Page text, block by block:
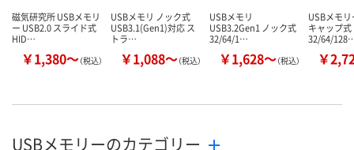
磁気研究所 USBメモリ
ー USB2.0 スライド式
HID…
￥1,380～（税込）
USBメモリ ノック式
USB3.1(Gen1)対応 ス
トラ…
￥1,088～（税込）
USBメモリ
USB3.2Gen1 ノック式
32/64/1…
￥1,628～（税込）
USBメモ
キャップ式
32/64/
￥
USBメモリーのカテゴリー